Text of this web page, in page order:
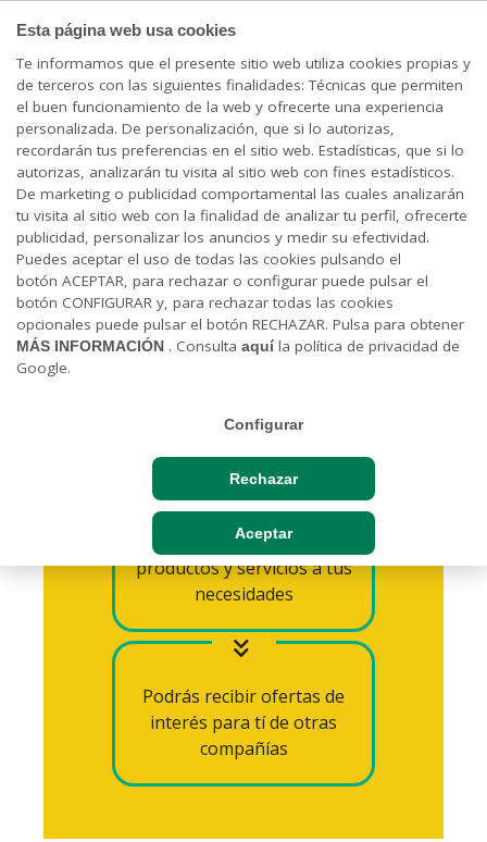
Esta página web usa cookies
Te informamos que el presente sitio web utiliza cookies propias y
de terceros con las siguientes finalidades: Técnicas que permiten
el buen funcionamiento de la web y ofrecerte una experiencia
personalizada. De personalización, que si lo autorizas,
recordarán tus preferencias en el sitio web. Estadísticas, que si lo
autorizas, analizarán tu visita al sitio web con fines estadísticos.
De marketing o publicidad comportamental las cuales analizarán
tu visita al sitio web con la finalidad de analizar tu perfil, ofrecerte
publicidad, personalizar los anuncios y medir su efectividad.
Puedes aceptar el uso de todas las cookies pulsando el
botón ACEPTAR, para rechazar o configurar puede pulsar el
botón CONFIGURAR y, para rechazar todas las cookies
opcionales puede pulsar el botón RECHAZAR. Pulsa para obtener
MÁS INFORMACIÓN . Consulta aquíla política de privacidad de
Google.
Configurar
Rechazar
Aceptar
Cargando contenido, por favor espere...
Danos tus
consentimientos
Adaptaremos nuestros
productos y servicios a tus
necesidades
Podrás recibir ofertas de
interés para tí de otras
compañías